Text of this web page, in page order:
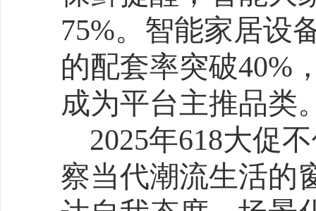
与此同时，跨界融合则
海。黄金消费呈现年轻化
卡龙招财手机贴金饰、六
贴等轻量化产品，在Z世
节日赠礼场景贡献45%的
联合产品借势医疗背书打
物智能厕所凭借自动清洁